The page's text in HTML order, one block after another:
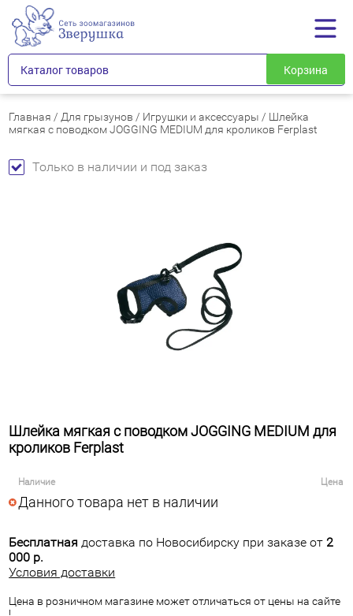
Каталог товаров Корзина
Главная / Для грызунов / Игрушки и аксессуары / Шлейка
мягкая с поводком JOGGING MEDIUM для кроликов Ferplast
Только в наличии и под заказ
Шлейка мягкая с поводком JOGGING MEDIUM для
кроликов Ferplast
Наличие Цена
Данного товара нет в наличии
Бесплатная доставка по Новосибирску при заказе от 2
000 р.
Условия доставки
Цена в розничном магазине может отличаться от цены на сайте